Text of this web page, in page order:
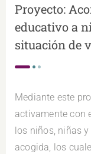
Proyecto:
educativo a
situación de
Mediante este
activamente con
los niños, niñas
acogida, los